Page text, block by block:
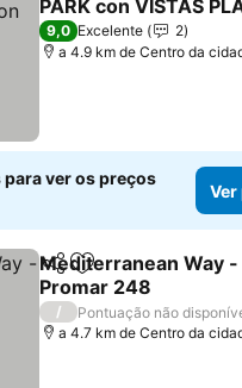
PARK con VISTAS
Ver preços
9,0 Excelente
2
a 4.9 km de Centro da
para ver os preços
Ver
PartilharAdicionar aos
Mediterranean Way -
Promar 248
Ver preços
/
Pontuação não
a 4.7 km de Centro da